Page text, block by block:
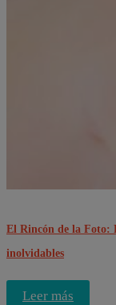
El Rincón de la Foto:
inolvidables
Leer más